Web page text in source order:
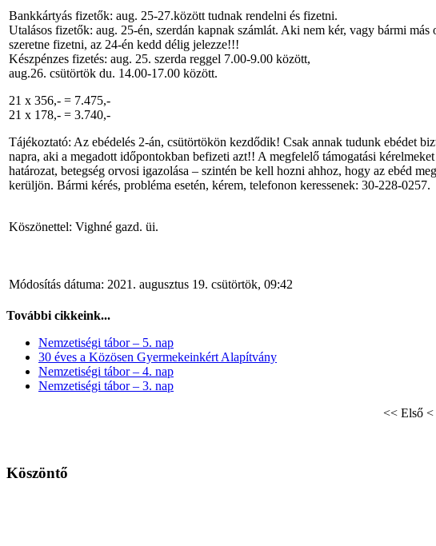
Bankkártyás fizetők: aug. 25-27.között tudnak rendelni és fizetni.
Utalásos fizetők: aug. 25-én, szerdán kapnak számlát. Aki nem kér, vagy bármi más
szeretne fizetni, az 24-én kedd délig jelezze!!!
Készpénzes fizetés: aug. 25. szerda reggel 7.00-9.00 között,
aug.26. csütörtök du. 14.00-17.00 között.
21 x 356,- = 7.475,-
21 x 178,- = 3.740,-
Tájékoztató: Az ebédelés 2-án, csütörtökön kezdődik! Csak annak tudunk ebédet
napra, aki a megadott időpontokban befizeti azt!! A megfelelő támogatási
határozat, betegség orvosi igazolása – szintén be kell hozni ahhoz, hogy az ebéd
kerüljön. Bármi kérés, probléma esetén, kérem, telefonon keressenek: 30-228-0257.
Köszönettel: Vighné gazd. üi.
Módosítás dátuma: 2021. augusztus 19. csütörtök, 09:42
További cikkeink...
Nemzetiségi tábor – 5. nap
30 éves a Közösen Gyermekeinkért Alapítvány
Nemzetiségi tábor – 4. nap
Nemzetiségi tábor – 3. nap
<< Első <
Köszöntő